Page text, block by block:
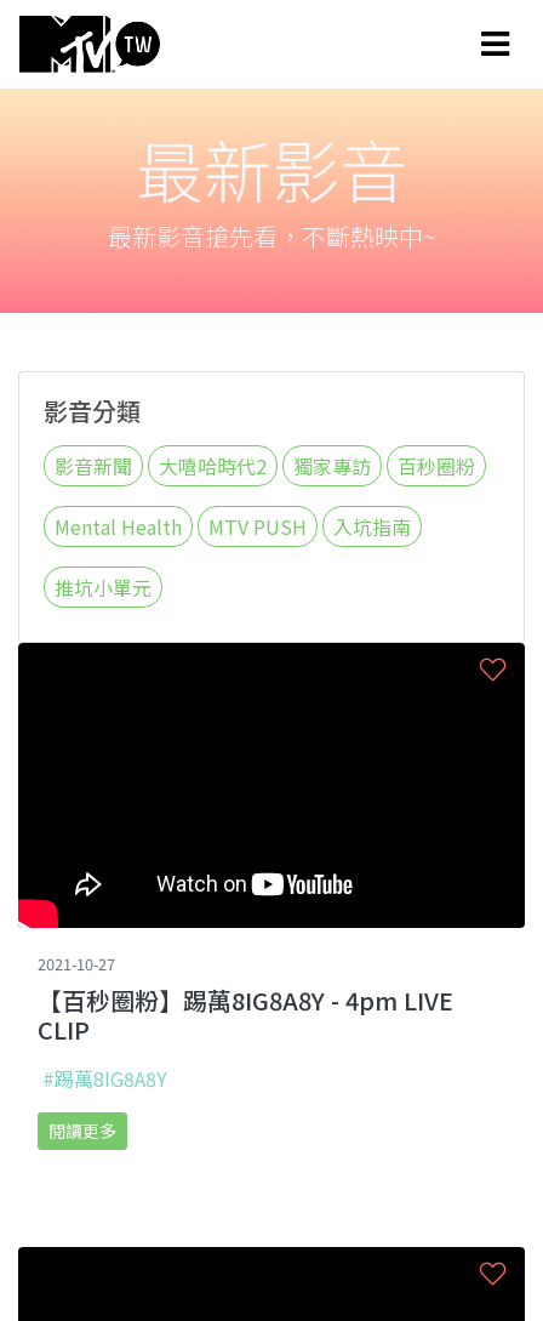
最新影音
最新影音搶先看，不斷熱映中~
影音分類
影音新聞 大嘻哈時代2 獨家專訪 百秒圈粉
Mental Health MTV PUSH 入坑指南
推坑小單元
2021-10-27
【百秒圈粉】踢萬8IG8A8Y - 4pm LIVE
CLIP
#踢萬8IG8A8Y
閱讀更多